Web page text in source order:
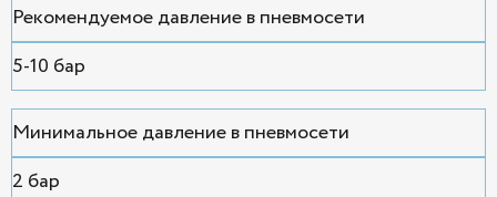
Рекомендуемое давление в пневмосети
5-10 бар
Минимальное давление в пневмосети
2 бар